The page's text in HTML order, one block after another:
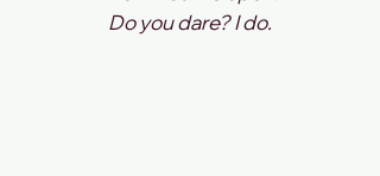
Do you dare? I do.